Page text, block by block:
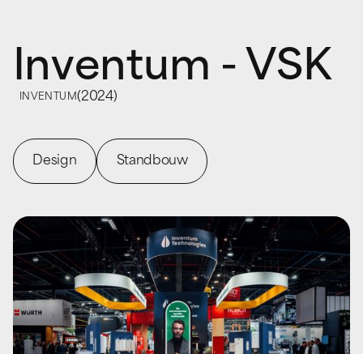
Inventum - VSK
INVENTUM(2024)
Design Standbouw